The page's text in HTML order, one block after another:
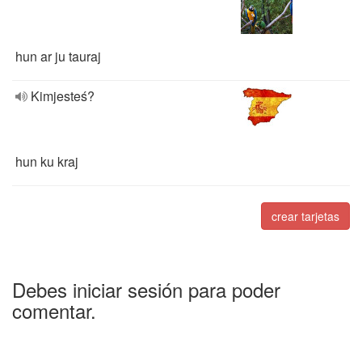
hun ar ju tauraj
Kim​jesteś?
hun ku kraj
crear tarjetas
Debes iniciar sesión para poder
comentar.